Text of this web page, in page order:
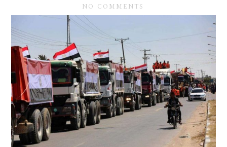
NO COMMENTS